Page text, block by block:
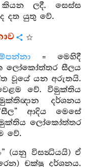
ලදී. සෙස්ස
දත යුතු වේ.
= මෙහිදී
ලෝකෝත්තර සීලය
වූයේ යන අරුතයි.
වේ. විමුක්තිය
දර්ශනය
ආදිය මෙසේ
ලෝකෝත්තර
වේ.
(යනු විසන්‍ධියයි) ඒ
චක්ෂු දර්ශනය.